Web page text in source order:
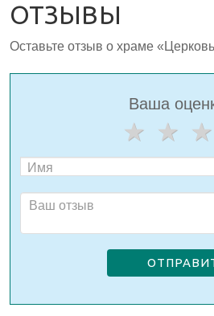
ОТЗЫВЫ
Оставьте отзыв о храме
Ваша